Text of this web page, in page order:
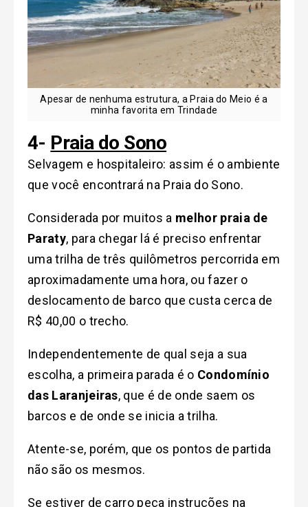
Apesar de nenhuma estrutura, a Praia do Meio é a
minha favorita em Trindade
4- Praia do Sono
Selvagem e hospitaleiro: assim é o ambiente
que você encontrará na Praia do Sono.
Considerada por muitos a melhor praia de
Paraty, para chegar lá é preciso enfrentar
uma trilha de três quilômetros percorrida em
aproximadamente uma hora, ou fazer o
deslocamento de barco que custa cerca de
R$ 40,00 o trecho.
Independentemente de qual seja a sua
escolha, a primeira parada é o Condomínio
das Laranjeiras, que é de onde saem os
barcos e de onde se inicia a trilha.
Atente-se, porém, que os pontos de partida
não são os mesmos.
Se estiver de carro peça instruções na